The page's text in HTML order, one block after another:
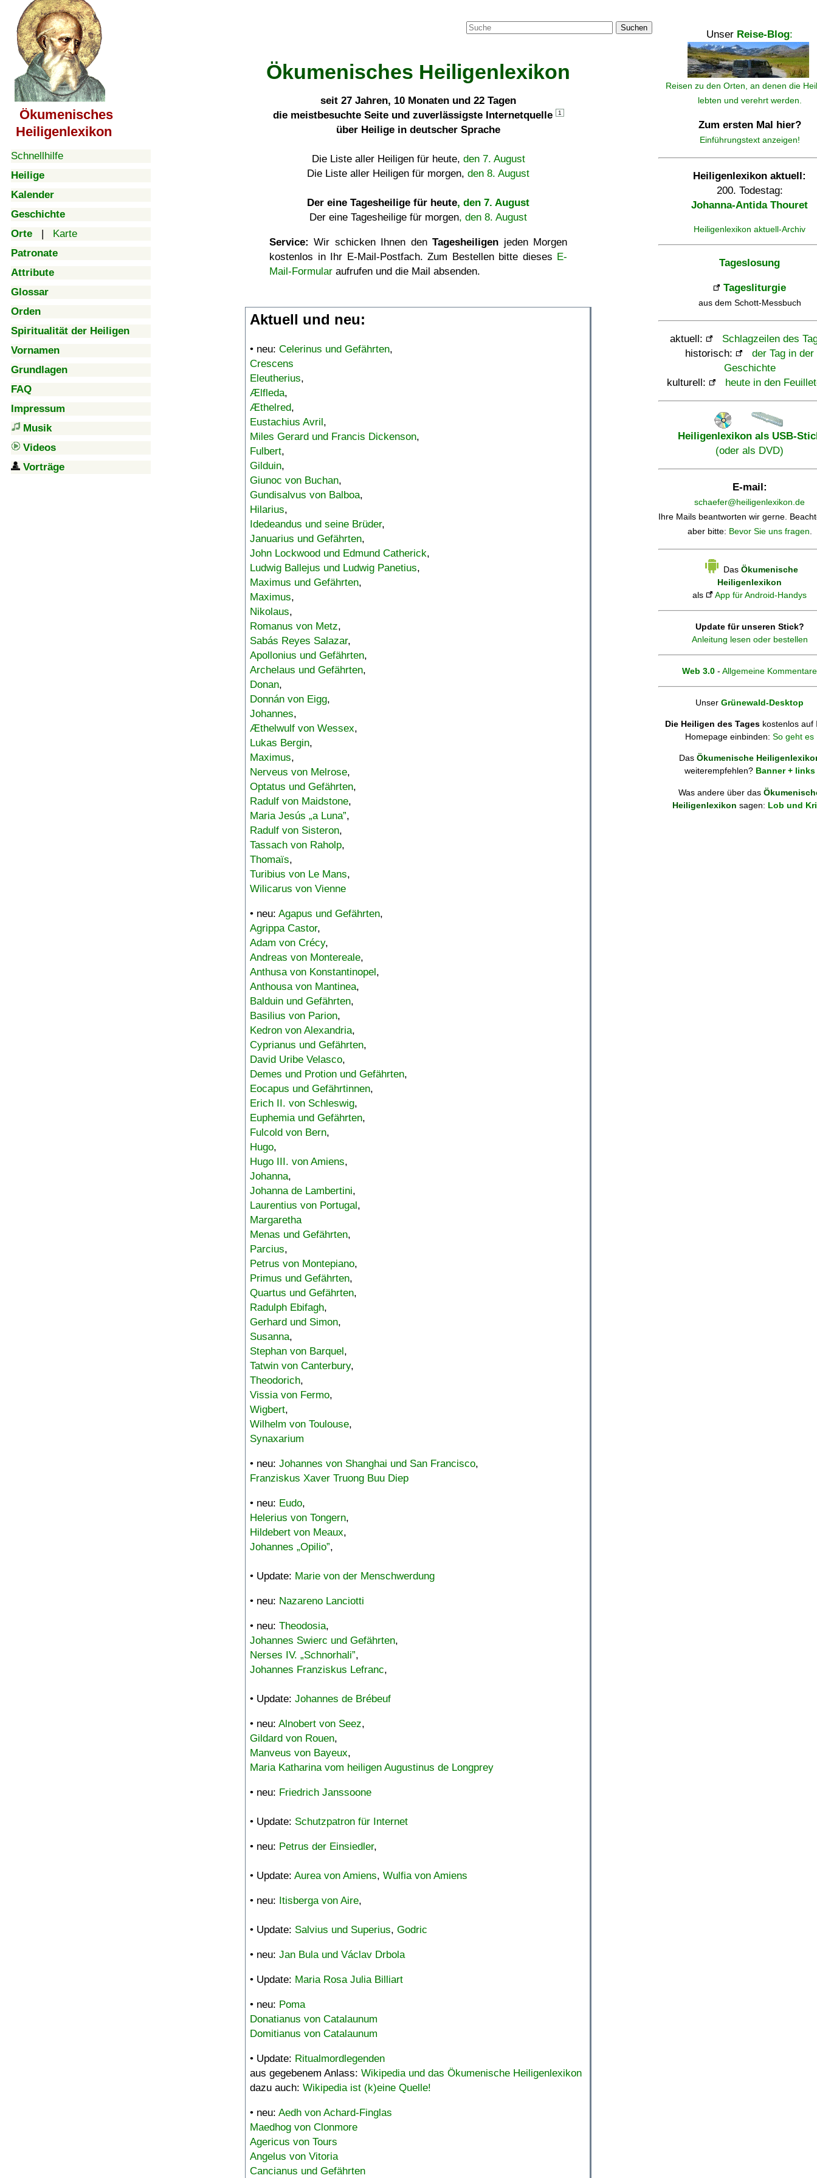
Ökumenisches
Heiligenlexikon
Schnellhilfe
Heilige
Kalender
Geschichte
Orte | Karte
Patronate
Attribute
Glossar
Orden
Spiritualität der Heiligen
Vornamen
Grundlagen
FAQ
Impressum
Musik
Videos
Vorträge
Suchen
Ökumenisches Heiligenlexikon
seit 27 Jahren, 10 Monaten und 22 Tagen
die meistbesuchte Seite und zuverlässigste Internetquelle
1
über Heilige in deutscher Sprache
Die Liste aller Heiligen für heute, den 7. August
Die Liste aller Heiligen für morgen, den 8. August
Der eine Tagesheilige für heute, den 7. August
Der eine Tagesheilige für morgen, den 8. August
Service: Wir schicken Ihnen denTagesheiligen jeden Morgen
kostenlos in Ihr E-Mail-Postfach. Zum Bestellen bitte dieses E-
Mail-Formular aufrufen und die Mail absenden.
Aktuell und neu:
• neu: Celerinus und Gefährten,
Crescens
Eleutherius,
Ælfleda,
Æthelred,
Eustachius Avril,
Miles Gerard und Francis Dickenson,
Fulbert,
Gilduin,
Giunoc von Buchan,
Gundisalvus von Balboa,
Hilarius,
Idedeandus und seine Brüder,
Januarius und Gefährten,
John Lockwood und Edmund Catherick,
Ludwig Ballejus und Ludwig Panetius,
Maximus und Gefährten,
Maximus,
Nikolaus,
Romanus von Metz,
Sabás Reyes Salazar,
Apollonius und Gefährten,
Archelaus und Gefährten,
Donan,
Donnán von Eigg,
Johannes,
Æthelwulf von Wessex,
Lukas Bergin,
Maximus,
Nerveus von Melrose,
Optatus und Gefährten,
Radulf von Maidstone,
Maria Jesús „a Luna”,
Radulf von Sisteron,
Tassach von Raholp,
Thomaïs,
Turibius von Le Mans,
Wilicarus von Vienne
• neu: Agapus und Gefährten,
Agrippa Castor,
Adam von Crécy,
Andreas von Montereale,
Anthusa von Konstantinopel,
Anthousa von Mantinea,
Balduin und Gefährten,
Basilius von Parion,
Kedron von Alexandria,
Cyprianus und Gefährten,
David Uribe Velasco,
Demes und Protion und Gefährten,
Eocapus und Gefährtinnen,
Erich II. von Schleswig,
Euphemia und Gefährten,
Fulcold von Bern,
Hugo,
Hugo III. von Amiens,
Johanna,
Johanna de Lambertini,
Laurentius von Portugal,
Margaretha
Menas und Gefährten,
Parcius,
Petrus von Montepiano,
Primus und Gefährten,
Quartus und Gefährten,
Radulph Ebifagh,
Gerhard und Simon,
Susanna,
Stephan von Barquel,
Tatwin von Canterbury,
Theodorich,
Vissia von Fermo,
Wigbert,
Wilhelm von Toulouse,
Synaxarium
• neu: Johannes von Shanghai und San Francisco,
Franziskus Xaver Truong Buu Diep
• neu: Eudo,
Helerius von Tongern,
Hildebert von Meaux,
Johannes „Opilio”,
• Update: Marie von der Menschwerdung
• neu: Nazareno Lanciotti
• neu: Theodosia,
Johannes Swierc und Gefährten,
Nerses IV. „Schnorhali”,
Johannes Franziskus Lefranc,
• Update: Johannes de Brébeuf
• neu: Alnobert von Seez,
Gildard von Rouen,
Manveus von Bayeux,
Maria Katharina vom heiligen Augustinus de Longprey
• neu: Friedrich Janssoone
• Update: Schutzpatron für Internet
• neu: Petrus der Einsiedler,
• Update: Aurea von Amiens, Wulfia von Amiens
• neu: Itisberga von Aire,
• Update: Salvius und Superius, Godric
• neu: Jan Bula und Václav Drbola
• Update: Maria Rosa Julia Billiart
• neu: Poma
Donatianus von Catalaunum
Domitianus von Catalaunum
• Update: Ritualmordlegenden
aus gegebenem Anlass: Wikipedia und das Ökumenische Heiligenlexikon
dazu auch: Wikipedia ist (k)eine Quelle!
• neu: Aedh von Achard-Finglas
Maedhog von Clonmore
Agericus von Tours
Angelus von Vitoria
Cancianus und Gefährten
Unser Reise-Blog:
Reisen zu den Orten, an denen die
lebten und verehrt werden.
Zum ersten Mal hier?
Einführungstext anzeigen!
Heiligenlexikon aktuell:
200. Todestag:
Johanna-Antida Thouret
Heiligenlexikon aktuell-Archiv
Tageslosung
Tagesliturgie
aus dem Schott-Messbuch
aktuell:
Schlagzeilen des
historisch:
der Tag in der
Geschichte
kulturell:
heute in den
Heiligenlexikon als USB-
(oder als DVD)
E-mail:
schaefer@heiligenlexikon.de
Ihre Mails beantworten wir gerne.
aber bitte: Bevor Sie uns fragen.
Das Ökumenische
Heiligenlexikon
als
App für Android-Handys
Update für unseren Stick?
Anleitung lesen oder bestellen
Web 3.0 - Allgemeine Kommentare
Unser Grünewald-Desktop
Die Heiligen des Tages kostenlos auf
Homepage einbinden: So geht es
Das Ökumenische
weiterempfehlen? Banner + links
Was andere über das
Heiligenlexikon sagen: Lob und